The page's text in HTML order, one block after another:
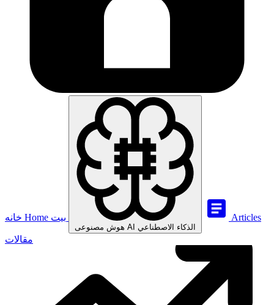
Home
هوش مصنوعی AI الذكاء الاصطناعي
Articles
مقالات